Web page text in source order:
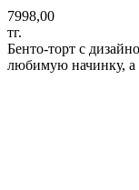
7998,00
тг.
Бенто-торт с
любимую начинку, а